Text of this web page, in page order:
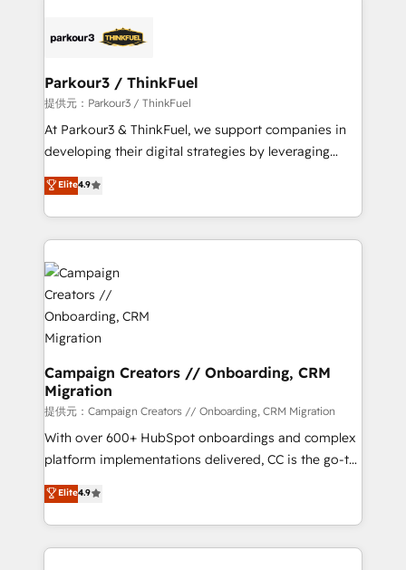
strategies that integrate data-driven marketing,
companies scale faster and smarter. 🔹 BOOMS:
Demand generation for all your buyers With BOOMS,
you invest in 100% of your buyers, accelerating your
growth and positioning yourself as an undisputed
transformation process A methodology designed to
implement HubSpot effectively and optimize your
record of business transformation, our growth-first
approach has helped brands dominate their
markets.
Parkour3 / ThinkFuel
提供元：Parkour3 / ThinkFuel
At Parkour3 & ThinkFuel, we support companies in
developing their digital strategies by leveraging
technologies and automating their marketing and
sales processes to generate growth. Our offer spans
from Strategy to Operations. We specialize in CRM
onboarding and implementation, web design, sales
& marketing automation, and digital marketing. With
extensive experience working with tech companies
and manufacturers since 2002, we are committed to
empowering our clients and developing their
autonomy. Get to grips with HubSpot through
guided implementation and seamless integration of
the CRM platform into your digital ecosystem. Would
you like support in deploying your inbound
marketing strategy? We'll provide support tailored
to your needs and sales objectives. With 125+
Canadian agencies, and we both hold Onboarding
Accreditations. Based in Canada (coast to coast), our
Elite4.9
Campaign Creators // Onboarding, CRM
Migration
提供元：Campaign Creators // Onboarding, CRM Migration
With over 600+ HubSpot onboardings and complex
platform implementations delivered, CC is the go-to
Elite Solutions Partner for businesses ready to
migrate, replatform, and scale smarter. We specialize
in high-impact CRM and CMS migrations and
onboarding from platforms like Salesforce, NetSuite,
Elite4.9